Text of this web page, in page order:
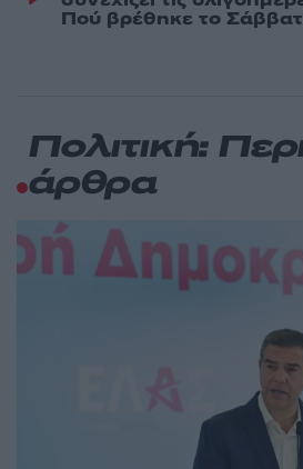
Πού βρέθηκε το
Πολιτική:
άρθρα